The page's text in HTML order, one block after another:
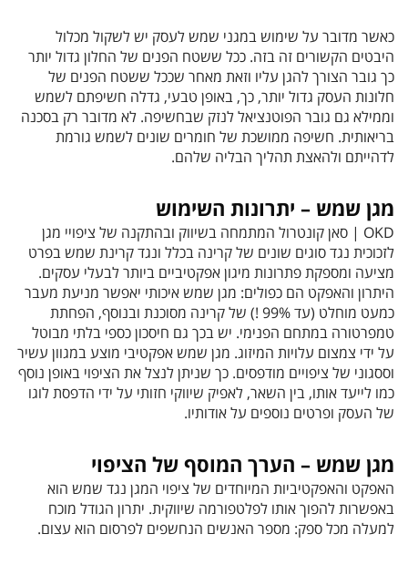
כאשר מדובר על שימוש במגני שמש לעסק יש לשקול מכלול
היבטים הקשורים זה בזה. ככל ששטח הפנים של החלון גדול יותר
כך גובר הצורך להגן עליו וזאת מאחר שככל ששטח הפנים של
חלונות העסק גדול יותר, כך, באופן טבעי, גדלה חשיפתם לשמש
וממילא גם גובר הפוטנציאל לנזק שבחשיפה. לא מדובר רק בסכנה
בריאותית. חשיפה ממושכת של חומרים שונים לשמש גורמת
לדהייתם ולהאצת תהליך הבליה שלהם.
מגן שמש – יתרונות השימוש
OKD | סאן קונטרול המתמחה בשיווק ובהתקנה של ציפויי מגן
לזכוכית נגד סוגים שונים של קרינה בכלל ונגד קרינת שמש בפרט
מציעה ומספקת פתרונות מיגון אפקטיביים ביותר לבעלי עסקים.
היתרון והאפקט הם כפולים: מגן שמש איכותי יאפשר מניעת מעבר
כמעט מוחלט (עד 99% !) של קרינה מסוכנת ובנוסף, הפחתת
טמפרטורה במתחם הפנימי. יש בכך גם חיסכון כספי בלתי מבוטל
על ידי צמצום עלויות המיזוג. מגן שמש אפקטיבי מוצע במגוון עשיר
וססגוני של ציפויים מודפסים. כך שניתן לנצל את הציפוי באופן נוסף
כמו לייעד אותו, בין השאר, לאפיק שיווקי חזותי על ידי הדפסת לוגו
של העסק ופרטים נוספים על אודותיו.
מגן שמש – הערך המוסף של הציפוי
האפקט והאפקטיביות המיוחדים של ציפוי המגן נגד שמש הוא
באפשרות להפוך אותו לפלטפורמה שיווקית. יתרון הגודל מוכח
למעלה מכל ספק: מספר האנשים הנחשפים לפרסום הוא עצום.